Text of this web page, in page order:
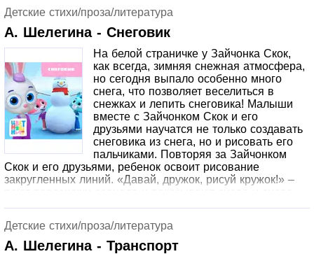
Детские стихи/проза/литература
А. Шелегина - Снеговик
На белой страничке у Зайчонка Скок,
как всегда, зимняя снежная атмосфера,
но сегодня выпало особенно много
снега, что позволяет веселиться в
снежках и лепить снеговика! Малыши
вместе с Зайчонком Скок и его
друзьями научатся не только создавать
снеговика из снега, но и рисовать его
пальчиками. Повторяя за Зайчонком
Скок и его друзьями, ребенок освоит рисование
закругленных линий. «Давай, дружок, рисуй кружок!» –
рисовательных навыков.
Детские стихи/проза/литература
А. Шелегина - Транспорт